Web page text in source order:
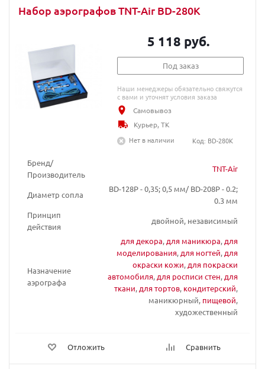
Набор аэрографов TNT-Air BD-280К
Бренд/
Производитель
TNT-Air
Диаметр сопла
BD-128P - 0,35; 0,5 мм/ BD-208P - 0.2;
0.3 мм
Принцип
действия
двойной, независимый
Назначение
аэрографа
для декора, для маникюра, для
моделирования, для ногтей, для
окраски кожи, для покраски
автомобиля, для росписи стен, для
ткани, для тортов, кондитерский,
маникюрный, пищевой,
художественный
Отложить Сравнить
5 118 руб.
Под заказ
Наши менеджеры обязательно свяжутся
с вами и уточнят условия заказа
Самовывоз
Курьер, ТК
Нет в наличии
Код: BD-280K